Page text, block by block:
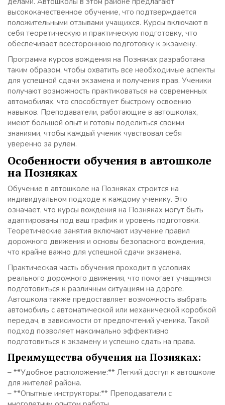
высококачественное обучение, что подтверждается
положительными отзывами учащихся. Курсы включают в
себя теоретическую и практическую подготовку, что
обеспечивает всестороннюю подготовку к экзамену.
Программа курсов вождения на Позняках разработана
таким образом, чтобы охватить все необходимые аспекты
для успешной сдачи экзамена и получения прав. Ученики
получают возможность практиковаться на современных
автомобилях, что способствует быстрому освоению
навыков. Преподаватели, работающие в автошколах,
имеют большой опыт и готовы поделиться своими
знаниями, чтобы каждый ученик чувствовал себя
уверенно за рулем.
Особенности обучения в автошколе
на Позняках
Обучение в автошколе на Позняках строится на
индивидуальном подходе к каждому ученику. Это
означает, что курсы вождения на Позняках могут быть
адаптированы под ваш график и уровень подготовки.
Теоретические занятия включают изучение правил
дорожного движения и основы безопасного вождения,
что крайне важно для успешной сдачи экзамена.
Практическая часть обучения проходит в условиях
реального дорожного движения, что помогает учащимся
подготовиться к различным ситуациям на дороге.
Автошкола также предоставляет возможность выбрать
автомобиль с автоматической или механической коробкой
передач, в зависимости от предпочтений ученика. Такой
подход позволяет максимально эффективно
подготовиться к экзамену и успешно сдать на права.
Преимущества обучения на Позняках:
– **Удобное расположение:** Легкий доступ к автошколе
для жителей района.
– **Опытные инструкторы:** Преподаватели с